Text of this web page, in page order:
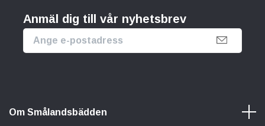
Anmäl dig till vår nyhetsbrev
Om Smålandsbädden